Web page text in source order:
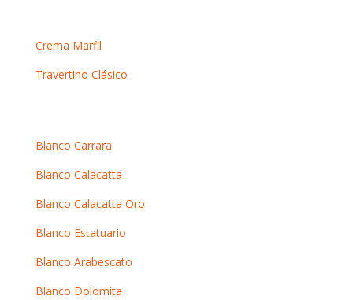
Crema Marfil
Travertino Clásico
Blanco Carrara
Blanco Calacatta
Blanco Calacatta Oro
Blanco Estatuario
Blanco Arabescato
Blanco Dolomita